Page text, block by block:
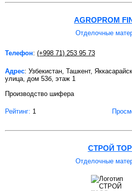
AGROPROM
Отделочные
Телефон: (+998 71) 253 95 73
Адрес: Узбекистан, Ташкент,
улица, дом 53б, этаж 1
Производство шифера
Рейтинг: 1
СТРОЙ
Отделочные